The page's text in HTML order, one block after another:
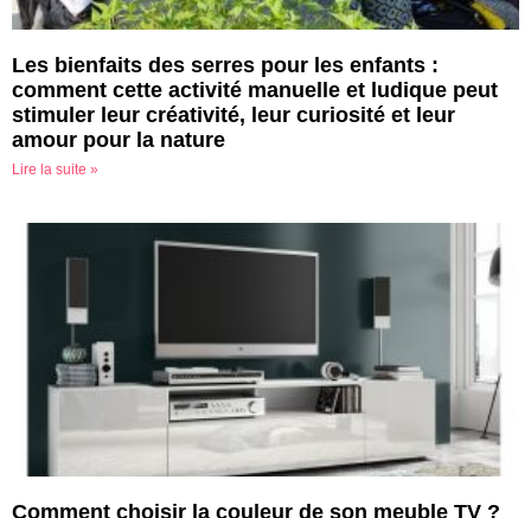
Les bienfaits des serres pour les enfants :
comment cette activité manuelle et ludique peut
stimuler leur créativité, leur curiosité et leur
amour pour la nature
Lire la suite »
Comment choisir la couleur de son meuble TV ?